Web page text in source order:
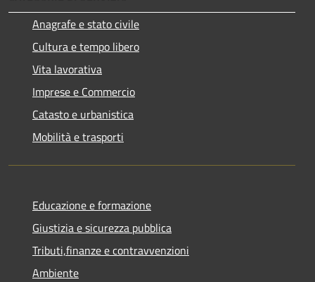
Anagrafe e stato civile
Cultura e tempo libero
Vita lavorativa
Imprese e Commercio
Catasto e urbanistica
Mobilità e trasporti
Educazione e formazione
Giustizia e sicurezza pubblica
Tributi,finanze e contravvenzioni
Ambiente